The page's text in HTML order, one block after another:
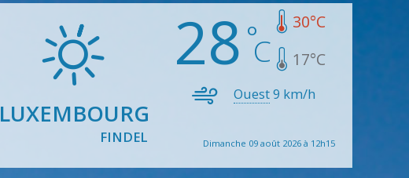
LUXEMBOURG
FINDEL
28 30°C
17°C
Ouest9 km/h
Dimanche 09 août 2026 à 12h15